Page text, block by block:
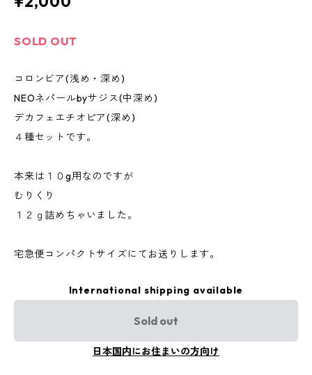
SOLD OUT
コロンビア(浅め・深め)
NEOネパールbyサジス(中深め)
デカフェエチオピア(深め)
４種セットです。
本来は１０g用なのですが
むりくり
１２ｇ詰めちゃいました。
宅急便コンパクトサイズにてお送りします。
International shipping available
Sold out
日本国内にお住まいの方向け